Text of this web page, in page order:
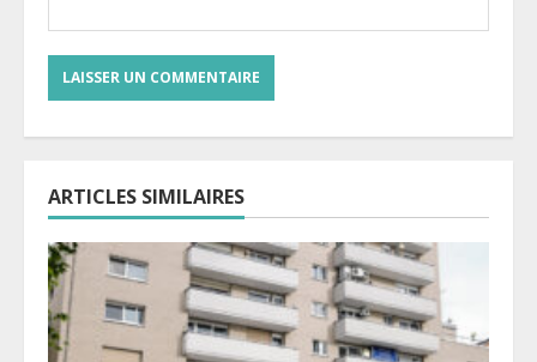
ARTICLES SIMILAIRES